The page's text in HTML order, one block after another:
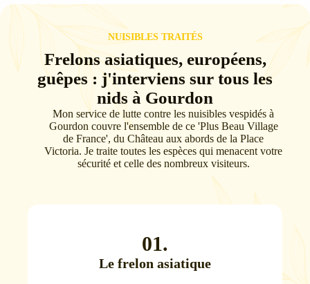
NUISIBLES TRAITÉS
Frelons asiatiques, européens,
guêpes : j'interviens sur tous les
nids à Gourdon
Mon service de lutte contre les nuisibles vespidés à
Gourdon couvre l'ensemble de ce 'Plus Beau Village
de France', du Château aux abords de la Place
Victoria. Je traite toutes les espèces qui menacent votre
sécurité et celle des nombreux visiteurs.
01.
Le frelon asiatique